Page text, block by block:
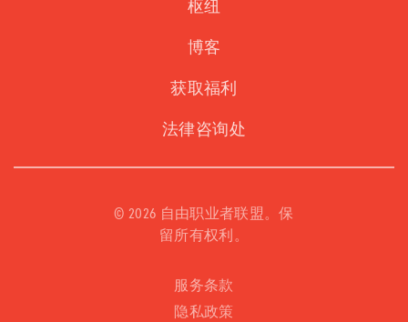
枢纽
博客
获取福利
法律咨询处
© 2026 自由职业者联盟。保
留所有权利。
服务条款
隐私政策